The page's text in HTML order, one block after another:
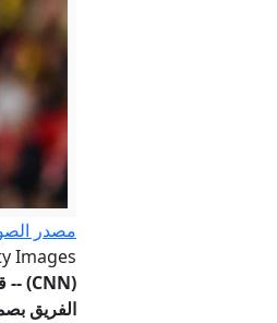
مصدر
Images
الفريق